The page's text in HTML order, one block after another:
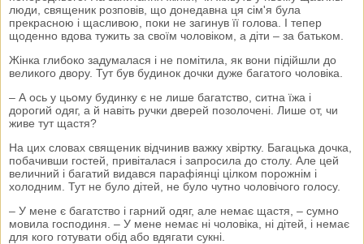
люди, священик розповів, що донедавна ця сім'я була
прекрасною і щасливою, поки не загинув її голова. І тепер
щоденно вдова тужить за своїм чоловіком, а діти – за батьком.
Жінка глибоко задумалася і не помітила, як вони підійшли до
великого двору. Тут був будинок дочки дуже багатого чоловіка.
– А ось у цьому будинку є не лише багатство, ситна їжа і
дорогий одяг, а й навіть ручки дверей позолочені. Лише от, чи
живе тут щастя?
На цих словах священик відчинив важку хвіртку. Багацька дочка,
побачивши гостей, привіталася і запросила до столу. Але цей
величний і багатий видався парафіянці цілком порожнім і
холодним. Тут не було дітей, не було чутно чоловічого голосу.
– У мене є багатство і гарний одяг, але немає щастя, – сумно
мовила господиня. – У мене немає ні чоловіка, ні дітей, і немає
для кого готувати обід або вдягати сукні.